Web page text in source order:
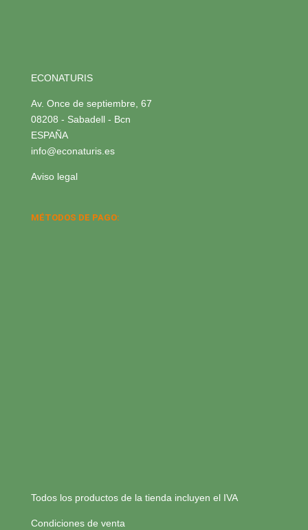
ECONATURIS
Av. Once de septiembre, 67
08208 - Sabadell - Bcn
ESPAÑA
info@econaturis.es
Aviso legal
MÉTODOS DE PAGO:
Todos los productos de la tienda incluyen el IVA
Condiciones de venta